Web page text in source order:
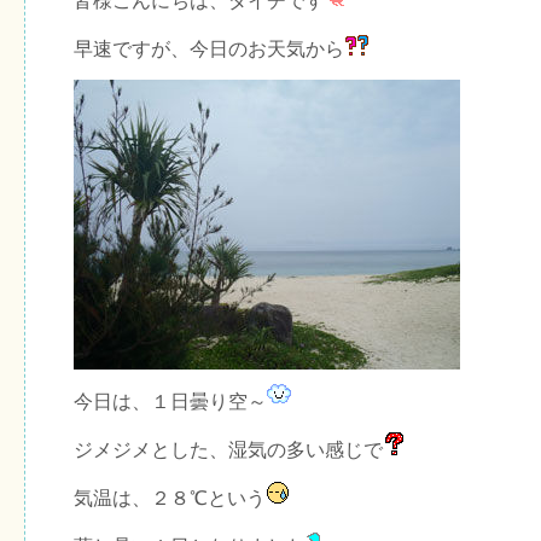
早速ですが、今日のお天気から
今日は、１日曇り空～
ジメジメとした、湿気の多い感じで
気温は、２８℃という